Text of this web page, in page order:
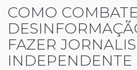
navegação
COMO
FAZER
INDEPENDENTE